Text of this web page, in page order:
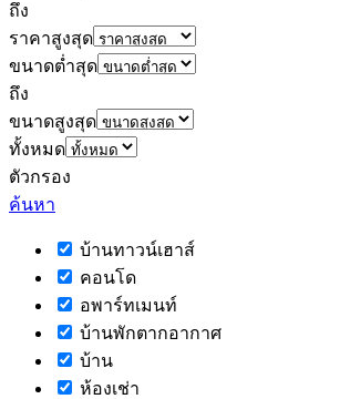
ถึง
ราคาสูงสุด
ขนาดต่ำสุด
ถึง
ขนาดสูงสุด
ทั้งหมด
ตัวกรอง
ค้นหา
บ้านทาวน์เฮาส์
คอนโด
อพาร์ทเมนท์
บ้านพักตากอากาศ
บ้าน
ห้องเช่า